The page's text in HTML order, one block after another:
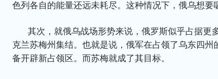
色列各自的能量还远未耗尽。这种情况下，俄乌想要
其次，就俄乌战场形势来说，俄罗斯似乎占据更
克兰苏梅州集结。也就是说，俄军在占领了乌东四州
备开辟新占领区。而苏梅就成了其目标。